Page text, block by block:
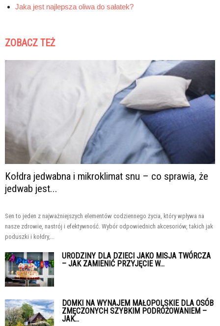
Jaka jest najlepsza oliwa do sałatek?
ZOBACZ TEŻ
Kołdra jedwabna i mikroklimat snu – co sprawia, że
jedwab jest...
Sen to jeden z najważniejszych elementów codziennego życia, który wpływa na
nasze zdrowie, nastrój i efektywność. Wybór odpowiednich akcesoriów, takich jak
poduszki i kołdry,...
URODZINY DLA DZIECI JAKO MISJA TWÓRCZA
– JAK ZAMIENIĆ PRZYJĘCIE W...
DOMKI NA WYNAJEM MAŁOPOLSKIE DLA OSÓB
ZMĘCZONYCH SZYBKIM PODRÓŻOWANIEM –
JAK...